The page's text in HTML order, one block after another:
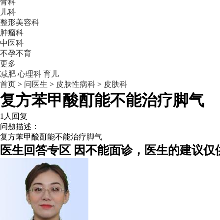
骨科
儿科
整形美容科
肿瘤科
中医科
不孕不育
更多
减肥 心理科 育儿
首页 > 问医生 > 皮肤性病科 > 皮肤科
复方苯甲酸酊能不能治疗脚气
1人回复
问题描述：
复方苯甲酸酊能不能治疗脚气
医生回答专区 因不能面诊，医生的建议仅